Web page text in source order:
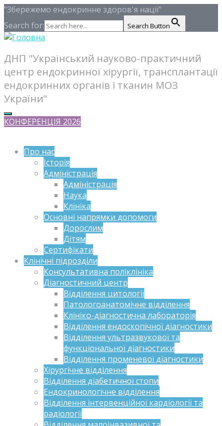
"Збережемо ендокринне здоров'я нації"
Search for:
Search Button
ДНП "Український науково-практичний
центр ендокринної хірургії, трансплантації
ендокринних органів і тканин МОЗ
України"
КОНФЕРЕНЦІЯ 2026
Про нас
Історія
Адміністрація
Адміністрація
Наука
Клініка
Основні напрямки допомоги
Дорослим
Дітям
Сертифікати
Клінічні підрозділи
Консультативна поліклініка
Діагностичний центр
Відділення цитології
Патологоанатомічне відділення
Клініко-діагностична лабораторія
Відділення ендоскопічної діагностики
Відділення ультразвукової та
функціональної діагностики
Відділення променевої діагностики
Хірургічне відділення
Відділення діабетичної стопи
Ендокринологічне відділення
Відділення інтервенційної кардіології та
радіології